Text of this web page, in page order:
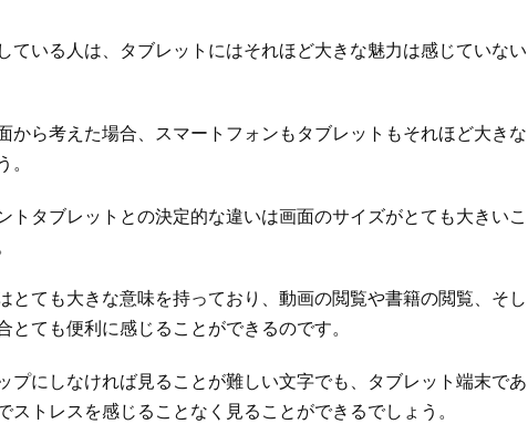
ている人は、タブレットにはそれほど大きな魅力は感じていない
から考えた場合、スマートフォンもタブレットもそれほど大きな
トタブレットとの決定的な違いは画面のサイズがとても大きいこ
とても大きな意味を持っており、動画の閲覧や書籍の閲覧、そし
とても便利に感じることができるのです。
プにしなければ見ることが難しい文字でも、タブレット端末であ
ストレスを感じることなく見ることができるでしょう。